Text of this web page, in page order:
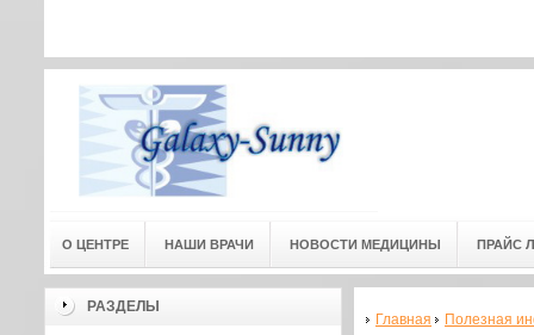
О ЦЕНТРЕ НАШИ ВРАЧИ НОВОСТИ МЕДИЦИНЫ ПРАЙС
РАЗДЕЛЫ
Главная Полезная